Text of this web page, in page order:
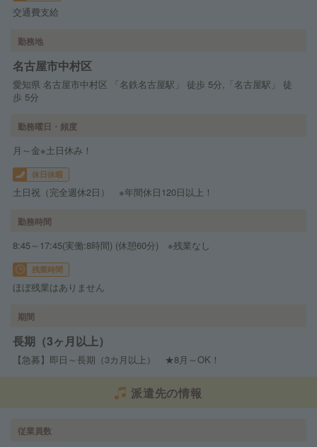
交通費支給
勤務地
名古屋市中村区
愛知県 名古屋市中村区 「名鉄名古屋駅」 徒歩 5分,「名古屋駅」 徒
歩 5分
勤務曜日・頻度
月～金※土日休み！
休日休暇
土日祝（完全週休2日） ※年間休日120日以上！
勤務時間
8:45～17:45(実働:8時間) (休憩60分) ※残業なし
残業時間
ほぼ残業はありません
期間
長期（3ヶ月以上）
【急募】即日～長期（3カ月以上） ★8月～OK！
派遣先の情報
従業員数